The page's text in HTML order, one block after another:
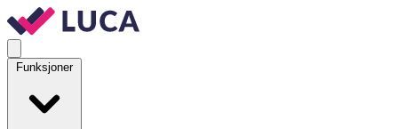
Funksjoner